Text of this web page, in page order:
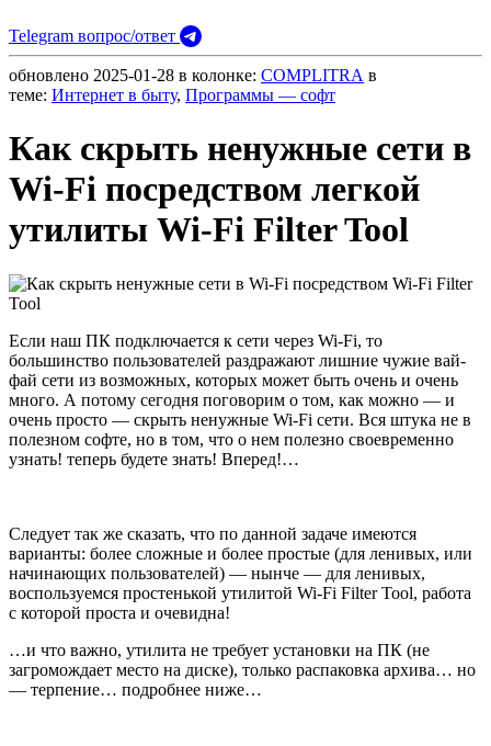
Telegram вопрос/ответ
обновлено 2025-01-28 в колонке: COMPLITRA в
теме: Интернет в быту, Программы — софт
Как скрыть ненужные сети в
Wi-Fi посредством легкой
утилиты Wi-Fi Filter Tool
Если наш ПК подключается к сети через Wi-Fi, то
большинство пользователей раздражают лишние чужие вай-
фай сети из возможных, которых может быть очень и очень
много. А потому сегодня поговорим о том, как можно — и
очень просто — скрыть ненужные Wi-Fi сети. Вся штука не в
полезном софте, но в том, что о нем полезно своевременно
узнать! теперь будете знать! Вперед!…
Следует так же сказать, что по данной задаче имеются
варианты: более сложные и более простые (для ленивых, или
начинающих пользователей) — нынче — для ленивых,
воспользуемся простенькой утилитой Wi-Fi Filter Tool, работа
с которой проста и очевидна!
…и что важно, утилита не требует установки на ПК (не
загромождает место на диске), только распаковка архива… но
— терпение… подробнее ниже…